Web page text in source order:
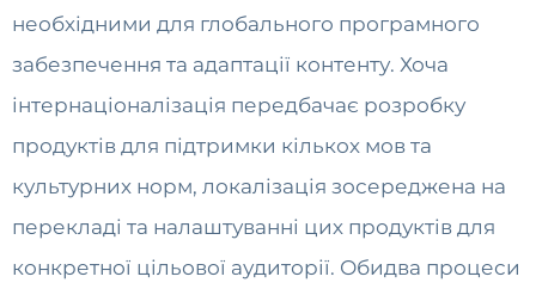
необхідними для глобального програмного
забезпечення та адаптації контенту. Хоча
інтернаціоналізація передбачає розробку
продуктів для підтримки кількох мов та
культурних норм, локалізація зосереджена на
перекладі та налаштуванні цих продуктів для
конкретної цільової аудиторії. Обидва процеси